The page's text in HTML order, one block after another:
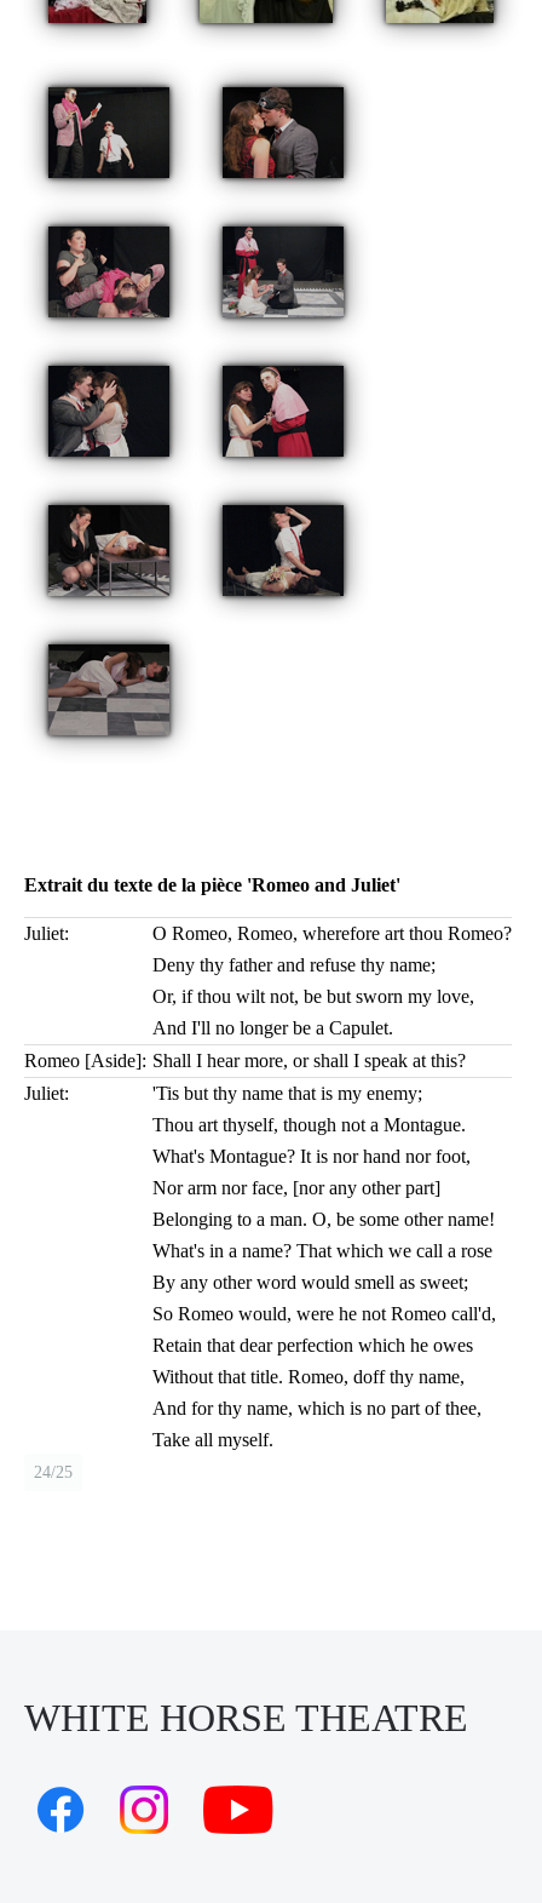
Extrait du texte de la pièce 'Romeo and Juliet'
Juliet:
O Romeo, Romeo, wherefore art thou Romeo?
Deny thy father and refuse thy name;
Or, if thou wilt not, be but sworn my love,
And I'll no longer be a Capulet.
Romeo [Aside]: Shall I hear more, or shall I speak at this?
Juliet:
'Tis but thy name that is my enemy;
Thou art thyself, though not a Montague.
What's Montague? It is nor hand nor foot,
Nor arm nor face, [nor any other part]
Belonging to a man. O, be some other name!
What's in a name? That which we call a rose
By any other word would smell as sweet;
So Romeo would, were he not Romeo call'd,
Retain that dear perfection which he owes
Without that title. Romeo, doff thy name,
And for thy name, which is no part of thee,
Take all myself.
24/25
WHITE HORSE THEATRE